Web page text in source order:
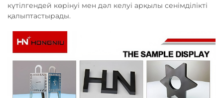
күтілгендей көрінуі мен дәл келуі арқылы сенімділікті
қалыптастырады.